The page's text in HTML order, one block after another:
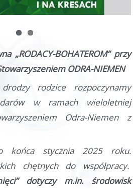
Pomoc
Kontakt
„RODACY-BOHATEROM” przy
ODRA-NIEMEN
rodzice rozpoczynamy
w ramach wieloletniej
Odra-Niemen z
końca stycznia 2025 roku.
chętnych do współpracy.
dotyczy m.in. środowisk